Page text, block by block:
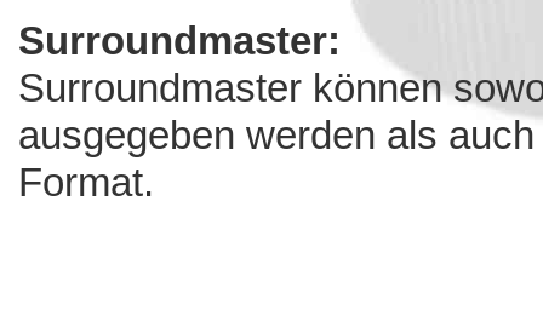
Surroundmaster:
Surroundmaster können
ausgegeben werden als
Format.